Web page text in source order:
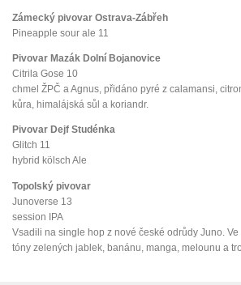
Zámecký pivovar Ostrava-Zábřeh
Pineapple sour ale 11
Pivovar Mazák Dolní Bojanovice
Citrila Gose 10
chmel ŽPČ a Agnus, přidáno pyré z calamansi,
kůra, himalájská sůl a koriandr.
Pivovar Dejf Studénka
Glitch 11
hybrid kölsch Ale
Topolský pivovar
Junoverse 13
session IPA
Vsadili na single hop z nové české odrůdy Juno.
tóny zelených jablek, banánu, manga, melounu a